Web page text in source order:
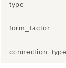
type
form_factor
connection_type